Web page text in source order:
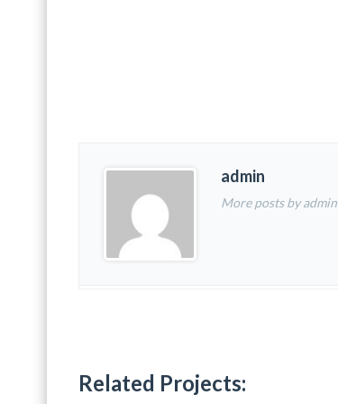
admin
More posts by admin
Related Projects: